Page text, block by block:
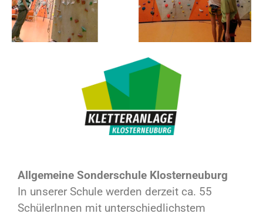
Allgemeine Sonderschule Klosterneuburg
In unserer Schule werden derzeit ca. 55
SchülerInnen mit unterschiedlichstem